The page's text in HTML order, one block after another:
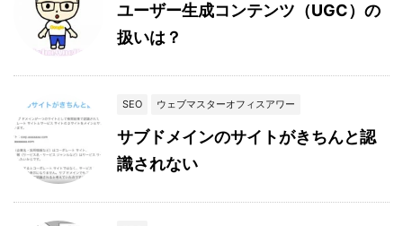
ユーザー生成コンテンツ（UGC）の
扱いは？
SEO ウェブマスターオフィスアワー
サブドメインのサイトがきちんと認
識されない